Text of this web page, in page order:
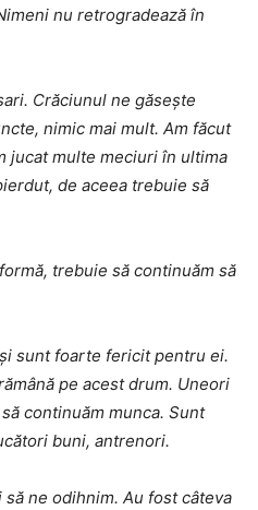
nu retrogradează în
Crăciunul ne găsește
nimic mai mult. Am făcut
jucat multe meciuri în ultima
de aceea trebuie să
trebuie să continuăm să
sunt foarte fericit pentru ei.
pe acest drum. Uneori
continuăm munca. Sunt
buni, antrenori.
ne odihnim. Au fost câteva